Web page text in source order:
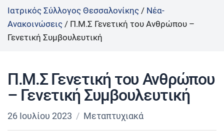
Ιατρικός Σύλλογος Θεσσαλονίκης / Νέα-
Ανακοινώσεις / Π.Μ.Σ Γενετική του Ανθρώπου –
Γενετική Συμβουλευτική
Π.Μ.Σ Γενετική του Ανθρώπου
– Γενετική Συμβουλευτική
26 Ιουλίου 2023 Μεταπτυχιακά